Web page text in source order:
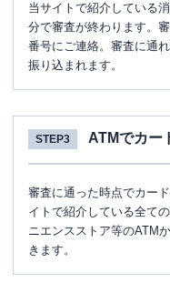
当サイトで紹介している
分で審査が終わります。
番号にご連絡。審査に通
振り込まれます。
STEP3 ATMでカー
審査に通った時点でカー
イトで紹介している全て
ニエンスストア等のATM
きます。